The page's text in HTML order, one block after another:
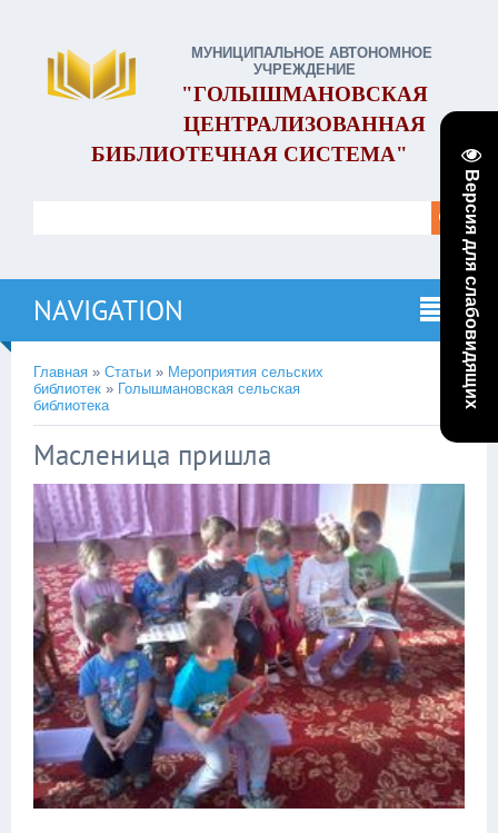
Версия для слабовидящих
МУНИЦИПАЛЬНОЕ АВТОНОМНОЕ
УЧРЕЖДЕНИЕ
"ГОЛЫШМАНОВСКАЯ
ЦЕНТРАЛИЗОВАННАЯ
БИБЛИОТЕЧНАЯ СИСТЕМА"
NAVIGATION
Главная » Статьи » Мероприятия сельских
библиотек » Голышмановская сельская
библиотека
Масленица пришла